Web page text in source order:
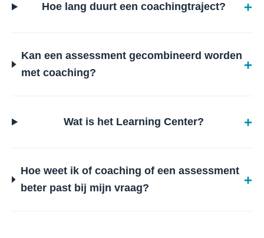
Hoe lang duurt een coachingtraject?
Kan een assessment gecombineerd worden
met coaching?
Wat is het Learning Center?
Hoe weet ik of coaching of een assessment
beter past bij mijn vraag?